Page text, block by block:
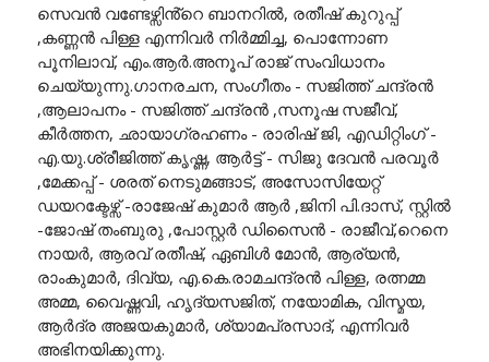
സെവൻ വണ്ടേഴ്സിൻ്റെ ബാനറിൽ, രതീഷ് കുറുപ്പ്
,കണ്ണൻ പിള്ള എന്നിവർ നിർമ്മിച്ച, പൊന്നോണ
പൂനിലാവ്, എം.ആർ.അനൂപ് രാജ് സംവിധാനം
ചെയ്യുന്നു.ഗാനരചന, സംഗീതം - സജിത്ത് ചന്ദ്രൻ
,ആലാപനം - സജിത്ത് ചന്ദ്രൻ ,സനൂഷ സജീവ്,
കീർത്തന, ഛായാഗ്രഹണം - രാരിഷ് ജി, എഡിറ്റിംഗ് -
എ.യു.ശ്രീജിത്ത് കൃഷ്ണ, ആർട്ട് - സിജു ദേവൻ പരവൂർ
,മേക്കപ്പ് - ശരത് നെടുമങ്ങാട്, അസോസിയേറ്റ്
ഡയറക്ടേഴ്സ് -രാജേഷ് കുമാർ ആർ ,ജിനി പി.ദാസ്, സ്റ്റിൽ
-ജോഷ് തംബുരു ,പോസ്റ്റർ ഡിസൈൻ - രാജീവ്,റെനെ
നായർ, ആരവ് രതീഷ്, ഏബിൾ മോൻ, ആര്യൻ,
രാംകുമാർ, ദിവ്യ, എ.കെ.രാമചന്ദ്രൻ പിള്ള, രത്നമ്മ
അമ്മ, വൈഷ്ണവി, ഹൃദ്യസജിത്, നയോമിക, വിസ്മയ,
ആർദ്ര അജയകുമാർ, ശ്യാമപ്രസാദ്, എന്നിവർ
അഭിനയിക്കുന്നു.